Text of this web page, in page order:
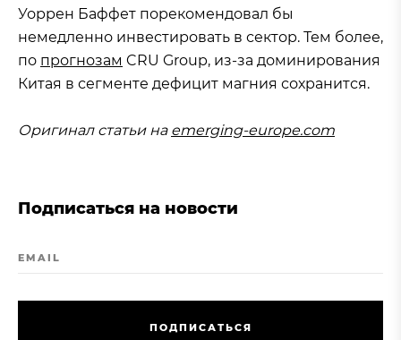
Уоррен Баффет порекомендовал бы
немедленно инвестировать в сектор. Тем более,
по прогнозам CRU Group, из-за доминирования
Китая в сегменте дефицит магния сохранится.
Оригинал статьи на emerging-europe.com
Подписаться на новости
EMAIL
П ОДП ИСАТЬСЯ